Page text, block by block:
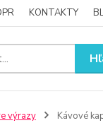
KONTAKTY
výrazy Kávové